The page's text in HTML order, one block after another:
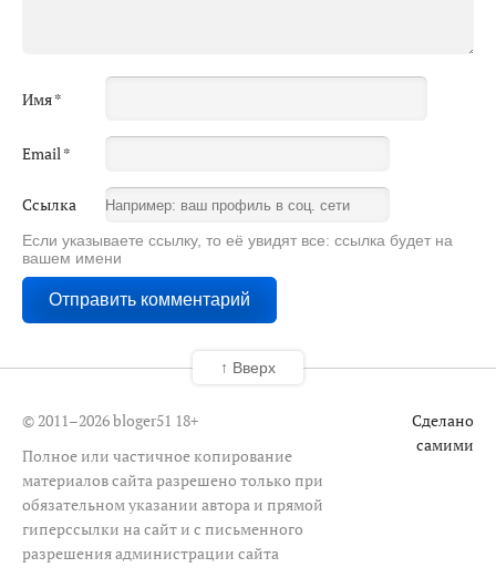
Имя*
Email*
Ссылка
Если указываете ссылку, то её увидят все: ссылка будет на
вашем имени
© 2011–2026 bloger51 18+
Полное или частичное копирование
материалов сайта разрешено только при
обязательном указании автора и прямой
гиперссылки на сайт и с письменного
разрешения администрации сайта
Сделано
самими
↑ Вверх